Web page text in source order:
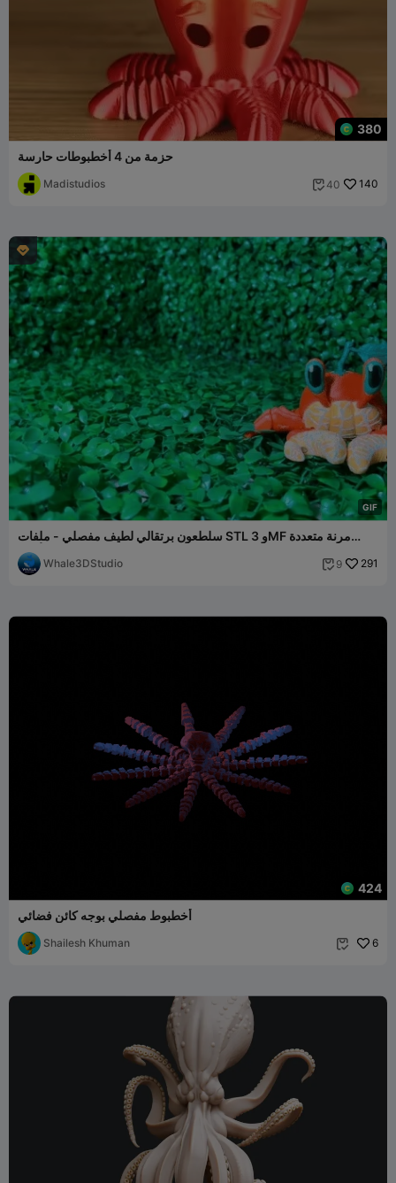
380
حزمة من 4 أخطبوطات حارسة
Madistudios  40 140
GIF

سلطعون برتقالي لطيف مفصلي - ملفات STL و 3MF مرنة متعددة
الألوان
Whale3DStudio  9 291
424
أخطبوط مفصلي بوجه كائن فضائي
Shailesh Khuman  6